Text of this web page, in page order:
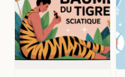
d’emploi,
efficacité et
conseils